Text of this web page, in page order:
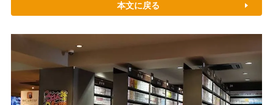
本文に戻る